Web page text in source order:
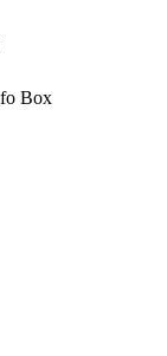
Box